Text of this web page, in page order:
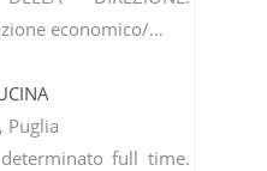
economico/…
Puglia
full time.